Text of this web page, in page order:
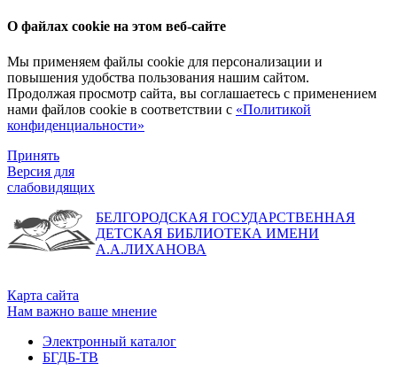
О файлах cookie на этом веб-сайте
Мы применяем файлы cookie для персонализации и
повышения удобства пользования нашим сайтом.
Продолжая просмотр сайта, вы соглашаетесь с применением
нами файлов cookie в соответствии с «Политикой
конфиденциальности»
Принять
Версия для
слабовидящих
БЕЛГОРОДСКАЯ ГОСУДАРСТВЕННАЯ
ДЕТСКАЯ БИБЛИОТЕКА ИМЕНИ
А.А.ЛИХАНОВА
Карта сайта
Нам важно ваше мнение
Электронный каталог
БГДБ-ТВ